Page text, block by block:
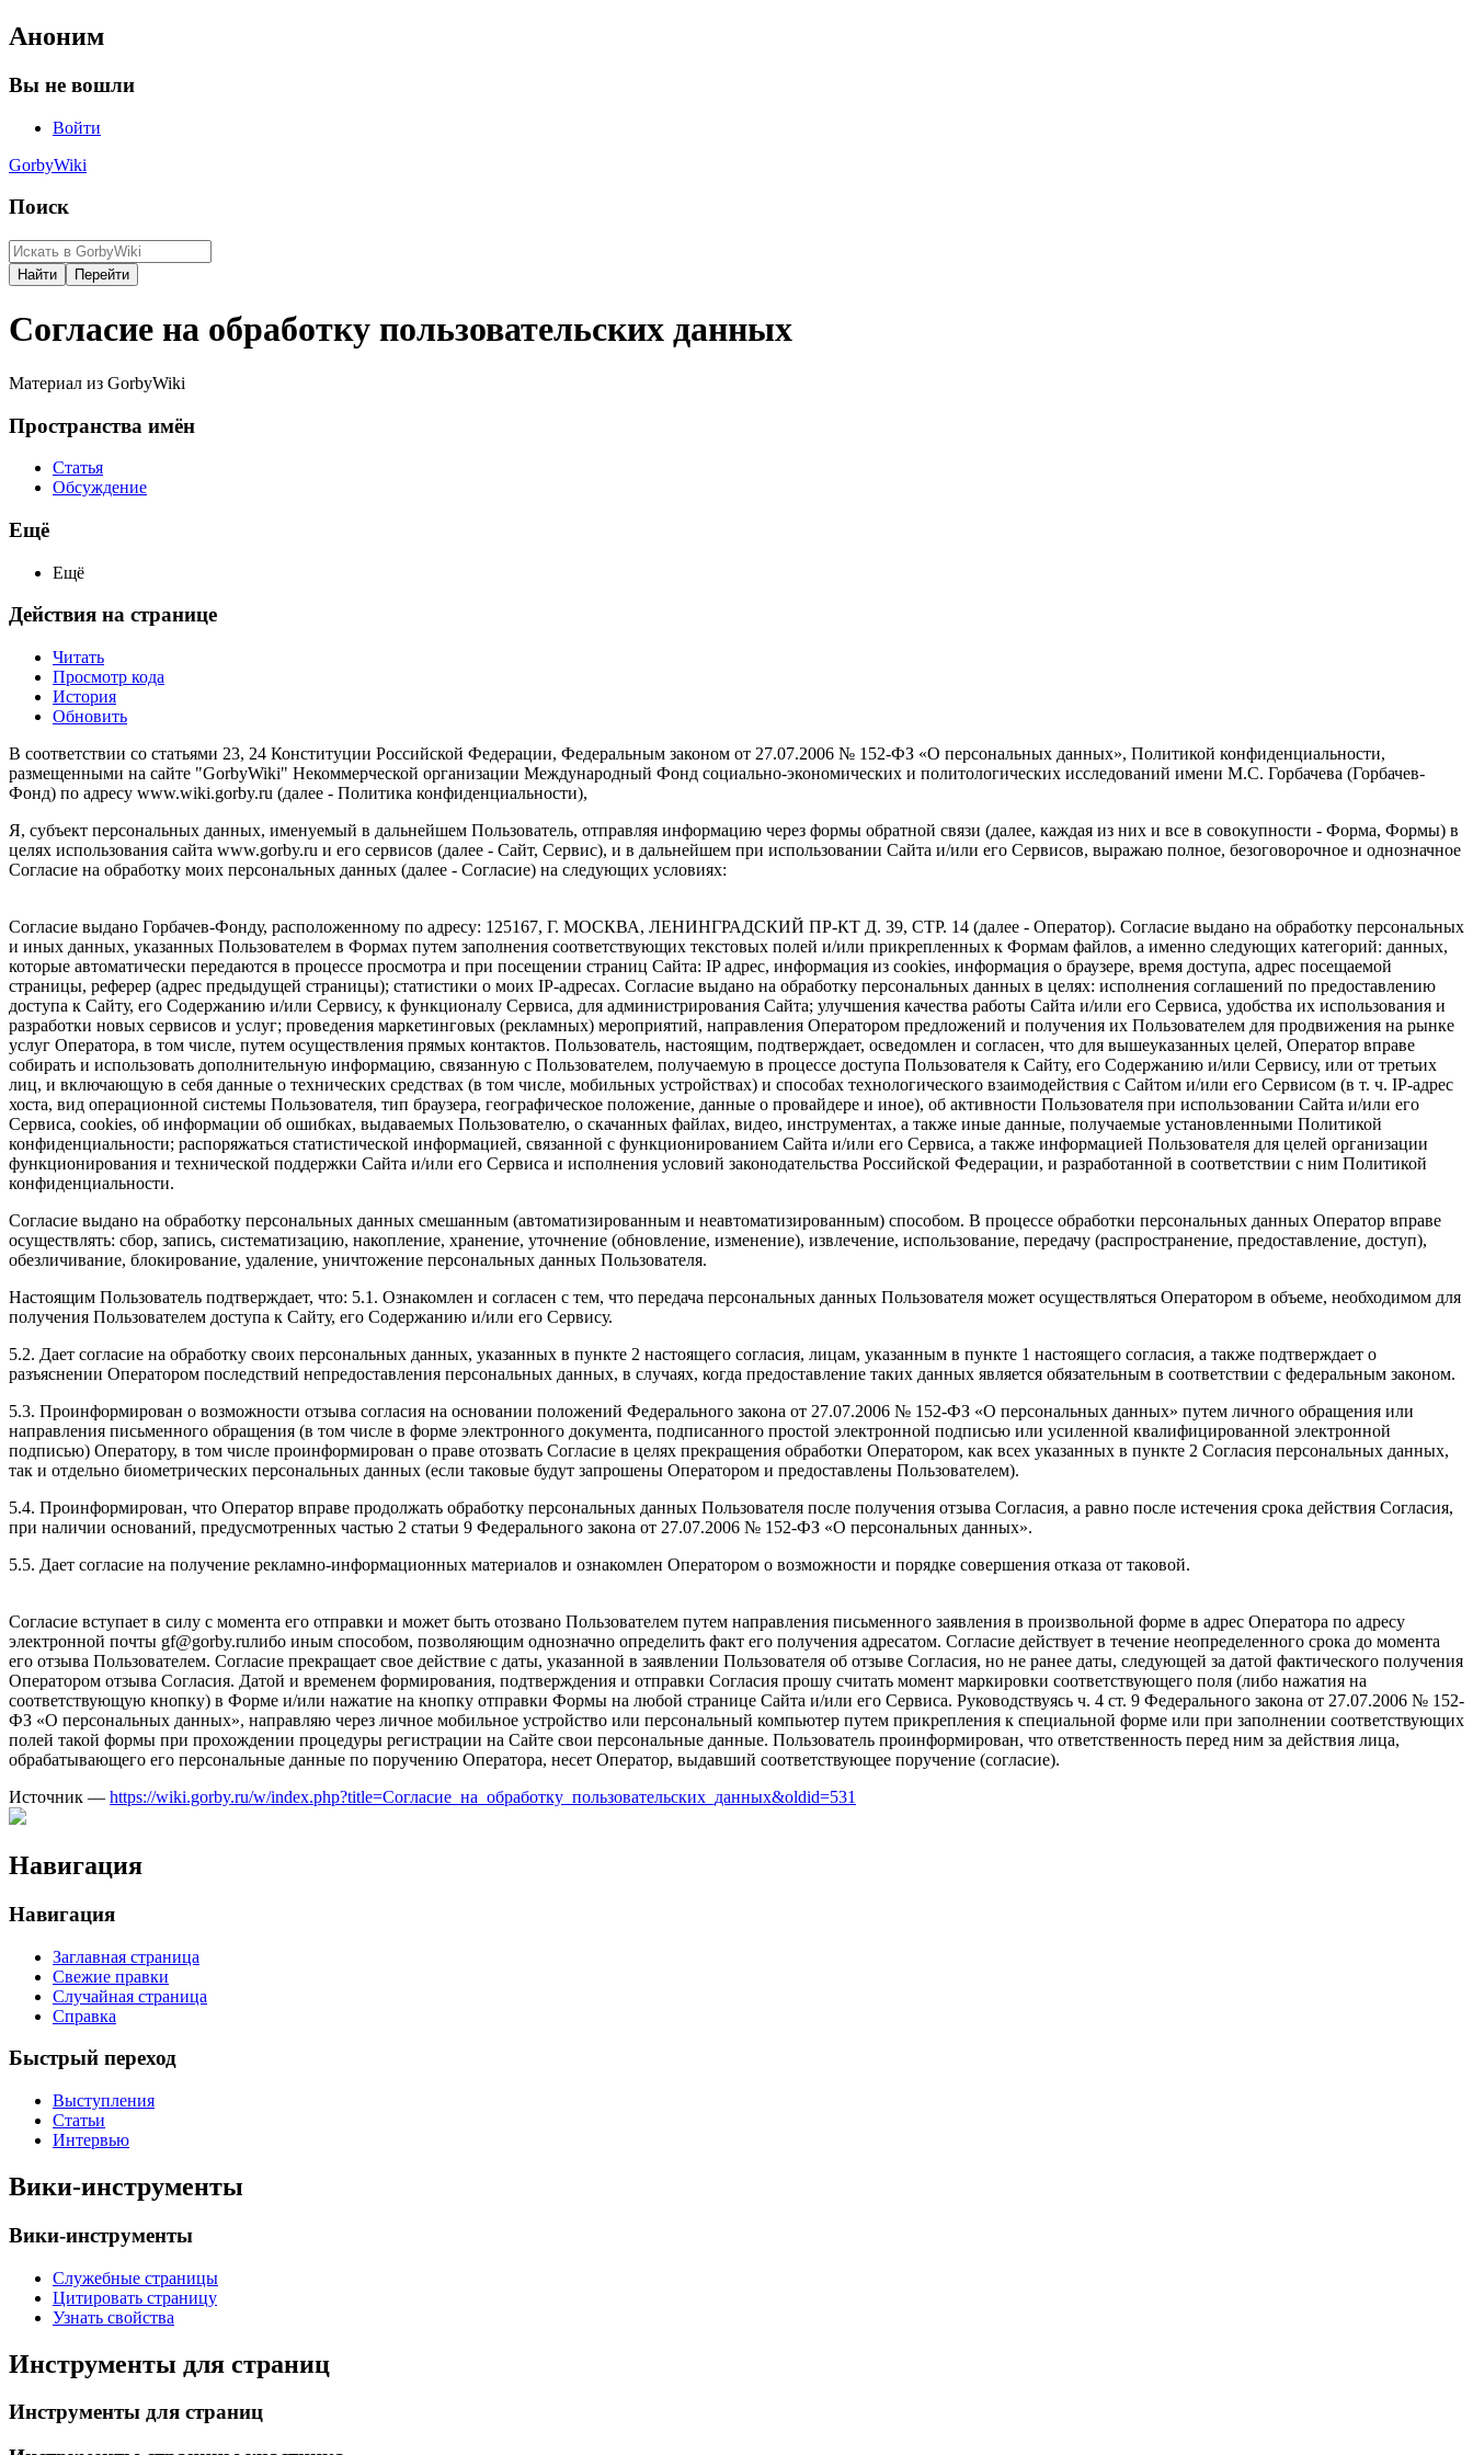
Аноним
Вы не вошли
Войти
GorbyWiki
Поиск
Cогласие на обработку пользовательских данных
Материал из GorbyWiki
Пространства имён
Статья
Обсуждение
Ещё
Ещё
Действия на странице
Читать
Просмотр кода
История
Обновить
В соответствии со статьями 23, 24 Конституции Российской Федерации, Федеральным законом от 27.07.2006 № 152-ФЗ «О персональных данных», Политикой конфиденциальности,
размещенными на сайте "GorbyWiki" Некоммерческой организации Международный Фонд социально-экономических и политологических исследований имени М.С. Горбачева (Горбачев-
Фонд) по адресу www.wiki.gorby.ru (далее - Политика конфиденциальности),
Я, субъект персональных данных, именуемый в дальнейшем Пользователь, отправляя информацию через формы обратной связи (далее, каждая из них и все в совокупности - Форма, Формы) в
целях использования сайта www.gorby.ru и его сервисов (далее - Сайт, Сервис), и в дальнейшем при использовании Сайта и/или его Сервисов, выражаю полное, безоговорочное и однозначное
Согласие на обработку моих персональных данных (далее - Согласие) на следующих условиях:
Согласие выдано Горбачев-Фонду, расположенному по адресу: 125167, Г. МОСКВА, ЛЕНИНГРАДСКИЙ ПР-КТ Д. 39, СТР. 14 (далее - Оператор). Согласие выдано на обработку персональных
и иных данных, указанных Пользователем в Формах путем заполнения соответствующих текстовых полей и/или прикрепленных к Формам файлов, а именно следующих категорий: данных,
которые автоматически передаются в процессе просмотра и при посещении страниц Сайта: IP адрес, информация из cookies, информация о браузере, время доступа, адрес посещаемой
страницы, реферер (адрес предыдущей страницы); статистики о моих IP-адресах. Согласие выдано на обработку персональных данных в целях: исполнения соглашений по предоставлению
доступа к Сайту, его Содержанию и/или Сервису, к функционалу Сервиса, для администрирования Сайта; улучшения качества работы Сайта и/или его Сервиса, удобства их использования и
разработки новых сервисов и услуг; проведения маркетинговых (рекламных) мероприятий, направления Оператором предложений и получения их Пользователем для продвижения на рынке
услуг Оператора, в том числе, путем осуществления прямых контактов. Пользователь, настоящим, подтверждает, осведомлен и согласен, что для вышеуказанных целей, Оператор вправе
собирать и использовать дополнительную информацию, связанную с Пользователем, получаемую в процессе доступа Пользователя к Сайту, его Содержанию и/или Сервису, или от третьих
лиц, и включающую в себя данные о технических средствах (в том числе, мобильных устройствах) и способах технологического взаимодействия с Сайтом и/или его Сервисом (в т. ч. IP-адрес
хоста, вид операционной системы Пользователя, тип браузера, географическое положение, данные о провайдере и иное), об активности Пользователя при использовании Сайта и/или его
Сервиса, cookies, об информации об ошибках, выдаваемых Пользователю, о скачанных файлах, видео, инструментах, а также иные данные, получаемые установленными Политикой
конфиденциальности; распоряжаться статистической информацией, связанной с функционированием Сайта и/или его Сервиса, а также информацией Пользователя для целей организации
функционирования и технической поддержки Сайта и/или его Сервиса и исполнения условий законодательства Российской Федерации, и разработанной в соответствии с ним Политикой
конфиденциальности.
Согласие выдано на обработку персональных данных смешанным (автоматизированным и неавтоматизированным) способом. В процессе обработки персональных данных Оператор вправе
осуществлять: сбор, запись, систематизацию, накопление, хранение, уточнение (обновление, изменение), извлечение, использование, передачу (распространение, предоставление, доступ),
обезличивание, блокирование, удаление, уничтожение персональных данных Пользователя.
Настоящим Пользователь подтверждает, что: 5.1. Ознакомлен и согласен с тем, что передача персональных данных Пользователя может осуществляться Оператором в объеме, необходимом для
получения Пользователем доступа к Сайту, его Содержанию и/или его Сервису.
5.2. Дает согласие на обработку своих персональных данных, указанных в пункте 2 настоящего согласия, лицам, указанным в пункте 1 настоящего согласия, а также подтверждает о
разъяснении Оператором последствий непредоставления персональных данных, в случаях, когда предоставление таких данных является обязательным в соответствии с федеральным законом.
5.3. Проинформирован о возможности отзыва согласия на основании положений Федерального закона от 27.07.2006 № 152-ФЗ «О персональных данных» путем личного обращения или
направления письменного обращения (в том числе в форме электронного документа, подписанного простой электронной подписью или усиленной квалифицированной электронной
подписью) Оператору, в том числе проинформирован о праве отозвать Согласие в целях прекращения обработки Оператором, как всех указанных в пункте 2 Согласия персональных данных,
так и отдельно биометрических персональных данных (если таковые будут запрошены Оператором и предоставлены Пользователем).
5.4. Проинформирован, что Оператор вправе продолжать обработку персональных данных Пользователя после получения отзыва Согласия, а равно после истечения срока действия Согласия,
при наличии оснований, предусмотренных частью 2 статьи 9 Федерального закона от 27.07.2006 № 152-ФЗ «О персональных данных».
5.5. Дает согласие на получение рекламно-информационных материалов и ознакомлен Оператором о возможности и порядке совершения отказа от таковой.
Согласие вступает в силу с момента его отправки и может быть отозвано Пользователем путем направления письменного заявления в произвольной форме в адрес Оператора по адресу
электронной почты gf@gorby.ruлибо иным способом, позволяющим однозначно определить факт его получения адресатом. Согласие действует в течение неопределенного срока до момента
его отзыва Пользователем. Согласие прекращает свое действие с даты, указанной в заявлении Пользователя об отзыве Согласия, но не ранее даты, следующей за датой фактического получения
Оператором отзыва Согласия. Датой и временем формирования, подтверждения и отправки Согласия прошу считать момент маркировки соответствующего поля (либо нажатия на
соответствующую кнопку) в Форме и/или нажатие на кнопку отправки Формы на любой странице Сайта и/или его Сервиса. Руководствуясь ч. 4 ст. 9 Федерального закона от 27.07.2006 № 152-
ФЗ «О персональных данных», направляю через личное мобильное устройство или персональный компьютер путем прикрепления к специальной форме или при заполнении соответствующих
полей такой формы при прохождении процедуры регистрации на Сайте свои персональные данные. Пользователь проинформирован, что ответственность перед ним за действия лица,
обрабатывающего его персональные данные по поручению Оператора, несет Оператор, выдавший соответствующее поручение (согласие).
Источник — https://wiki.gorby.ru/w/index.php?title=Cогласие_на_обработку_пользовательских_данных&oldid=531
Навигация
Навигация
Заглавная страница
Свежие правки
Случайная страница
Справка
Быстрый переход
Выступления
Статьи
Интервью
Вики-инструменты
Вики-инструменты
Служебные страницы
Цитировать страницу
Узнать свойства
Инструменты для страниц
Инструменты для страниц